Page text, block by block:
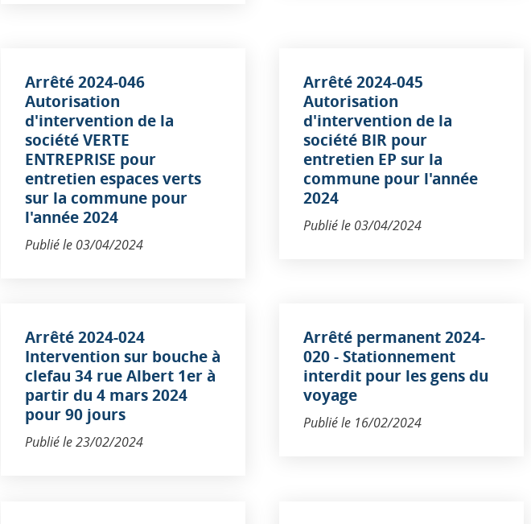
Arrêté 2024-046
Autorisation
d'intervention de la
société VERTE
ENTREPRISE pour
entretien espaces verts
sur la commune pour
l'année 2024
Publié le 03/04/2024
Arrêté 2024-045
Autorisation
d'intervention de la
société BIR pour
entretien EP sur la
commune pour l'année
2024
Publié le 03/04/2024
Arrêté 2024-024
Intervention sur bouche à
clefau 34 rue Albert 1er à
partir du 4 mars 2024
pour 90 jours
Publié le23/02/2024
Arrêté permanent 2024-
020 - Stationnement
interdit pour les gens du
voyage
Publié le 16/02/2024